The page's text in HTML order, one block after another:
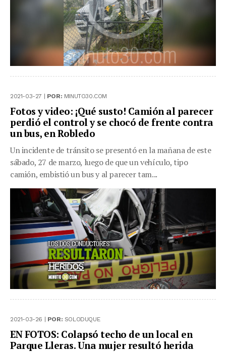
2021-03-27 | POR: MINUTO30.COM
Fotos y video: ¡Qué susto! Camión al parecer
perdió el control y se chocó de frente contra
un bus, en Robledo
Un incidente de tránsito se presentó en la mañana de este
sábado, 27 de marzo, luego de que un vehículo, tipo
camión, embistió un bus y al parecer tam...
2021-03-26 | POR: SOLODUQUE
EN FOTOS: Colapsó techo de un local en
Parque Lleras. Una mujer resultó herida